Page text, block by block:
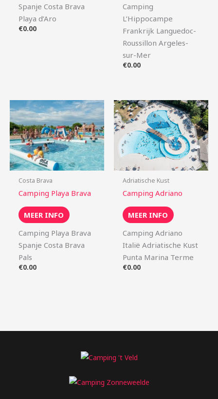
Spanje Costa Brava
Playa d’Aro
€0.00
Camping
L’Hippocampe
Frankrijk Languedoc-
Roussillon Argeles-
sur-Mer
€0.00
Costa Brava
Camping Playa Brava
MEER INFO
Camping Playa Brava
Spanje Costa Brava
Pals
€0.00
Adriatische Kust
Camping Adriano
MEER INFO
Camping Adriano
Italië Adriatische Kust
Punta Marina Terme
€0.00